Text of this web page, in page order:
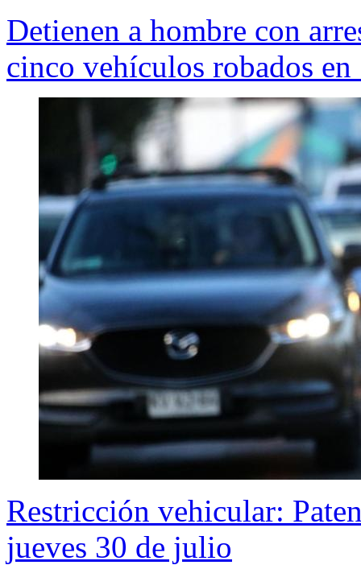
Detienen a hombre con
cinco vehículos robados en
Restricción vehicular:
jueves 30 de julio